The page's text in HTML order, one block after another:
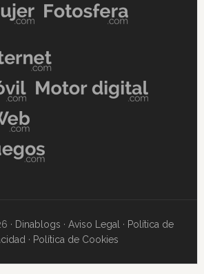
· Dinablogs ·Aviso Legal · Política de
· Política de Cookies